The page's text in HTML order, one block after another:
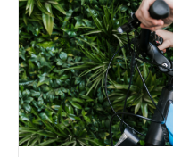
сравним их
модель подойдет